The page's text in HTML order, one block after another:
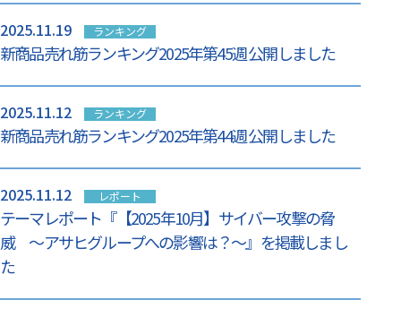
2025.11.19 ランキング
新商品売れ筋ランキング2025年第45週 公開しました
2025.11.12 ランキング
新商品売れ筋ランキング2025年第44週 公開しました
2025.11.12 レポート
テーマレポート『【2025年10月】サイバー攻撃の脅
威 ～アサヒグループへの影響は？～』を掲載しまし
た